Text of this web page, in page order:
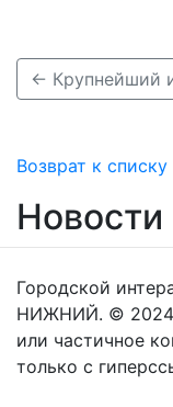
Возврат к списку
Новости
Городской
НИЖНИЙ. © 2024
или частичное
только с